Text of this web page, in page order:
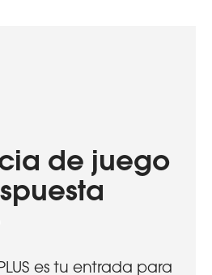
de juego
es tu entrada para